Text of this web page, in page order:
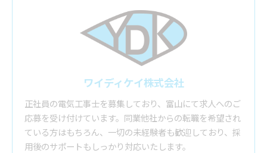
ワイディケイ株式会社
正社員の電気工事士を募集しており、富山にて求人へのご
応募を受け付けています。同業他社からの転職を希望され
ている方はもちろん、一切の未経験者も歓迎しており、採
用後のサポートもしっかり対応いたします。